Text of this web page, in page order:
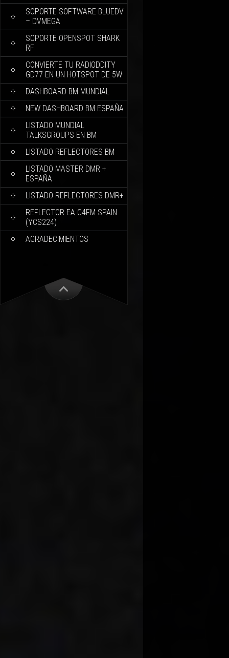
SOPORTE SOFTWARE BLUEDV
– DVMEGA
SOPORTE OPENSPOT SHARK
RF
CONVIERTE TU RADIODDITY
GD77 EN UN HOTSPOT DE 5W
DASHBOARD BM MUNDIAL
NEW DASHBOARD BM ESPAÑA
LISTADO MUNDIAL
TALKSGROUPS EN BM
LISTADO REFLECTORES BM
LISTADO MASTER DMR +
ESPAÑA
LISTADO REFLECTORES DMR+
REFLECTOR EA C4FM SPAIN
(YCS224)
AGRADECIMIENTOS